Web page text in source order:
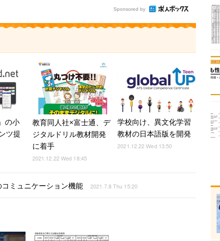
Sponsored by
の小
ツ提
教育同人社×富士通、デ
ジタルドリル教材開発
に着手
2021.12.22 Wed 18:45
学校向け、異文化学習
教材の日本語版を開発
2021.12.22 Wed 13:50
ミュニケーション機能 2021.7.8 Thu 15:20